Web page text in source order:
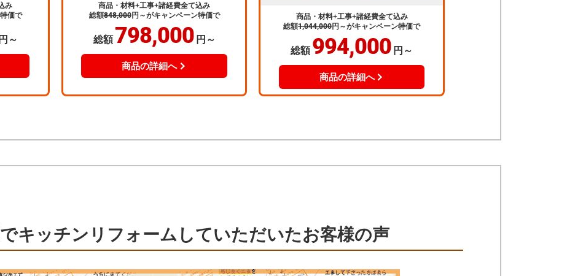
み
価で
円～
商品・材料+工事+諸経費全て込み
総額848,000円～がキャンペーン特価で
総額 798,000 円～
商品の詳細へ
商品・材料+工事+諸経費全て込み
総額1,044,000円～がキャンペーン特価で
総額 994,000 円～
商品の詳細へ
キッチンリフォームしていただいたお客様の声